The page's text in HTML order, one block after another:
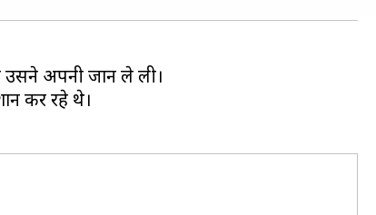
उसने अपनी जान ले ली।
कर रहे थे।